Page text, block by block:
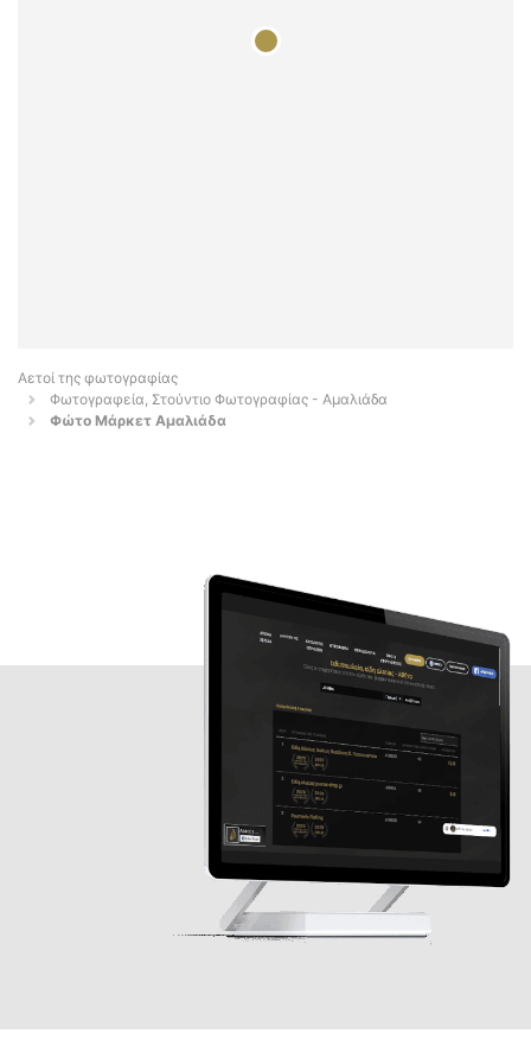
Αετοί της φωτογραφίας
Φωτογραφεία, Στούντιο Φωτογραφίας - Αμαλιάδα
Φώτο Μάρκετ Αμαλιάδα